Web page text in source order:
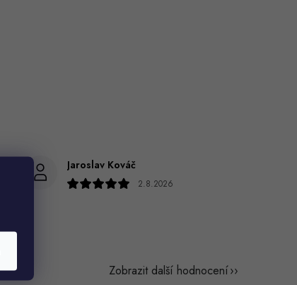
Jaroslav Kováč
2.8.2026
Zobrazit další hodnocení